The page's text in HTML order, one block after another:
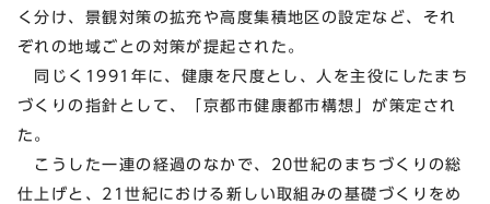
く分け、景観対策の拡充や高度集積地区の設定など、それ
ぞれの地域ごとの対策が提起された。
同じく1991年に、健康を尺度とし、人を主役にしたまち
づくりの指針として、「京都市健康都市構想」が策定され
た。
こうした一連の経過のなかで、20世紀のまちづくりの総
仕上げと、21世紀における新しい取組みの基礎づくりをめ